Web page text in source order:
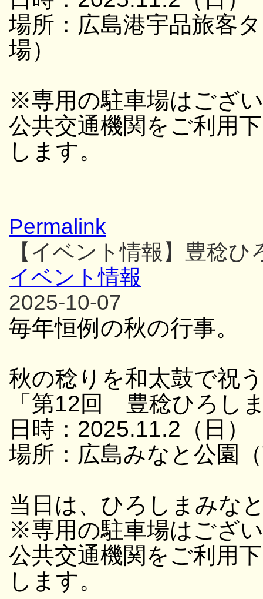
場所：広島港宇品旅客
場）
※専用の駐車場はござ
公共交通機関をご利用
します。
Permalink
【イベント情報】豊稔
イベント情報
2025-10-07
毎年恒例の秋の行事。
秋の稔りを和太鼓で祝
「第12回 豊稔ひろし
日時：2025.11.2（日
場所：広島みなと公園
当日は、ひろしまみな
※専用の駐車場はござ
公共交通機関をご利用
します。